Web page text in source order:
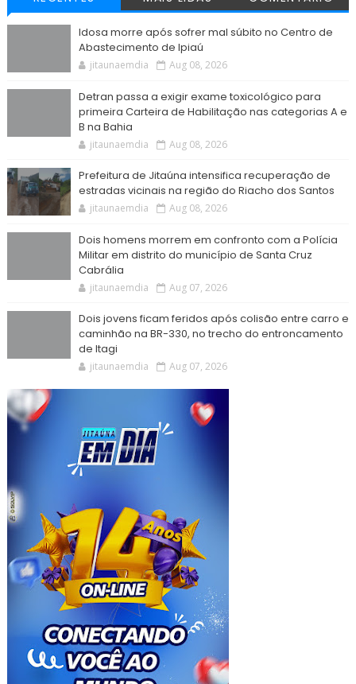
Idosa morre após sofrer mal súbito no Centro de
Abastecimento de Ipiaú
jitaunaemdia Aug 08, 2026
Detran passa a exigir exame toxicológico para
primeira Carteira de Habilitação nas categorias A e
B na Bahia
jitaunaemdia Aug 08, 2026
Prefeitura de Jitaúna intensifica recuperação de
estradas vicinais na região do Riacho dos Santos
jitaunaemdia Aug 08, 2026
Dois homens morrem em confronto com a Polícia
Militar em distrito do município de Santa Cruz
Cabrália
jitaunaemdia Aug 07, 2026
Dois jovens ficam feridos após colisão entre carro e
caminhão na BR-330, no trecho do entroncamento
de Itagi
jitaunaemdia Aug 07, 2026